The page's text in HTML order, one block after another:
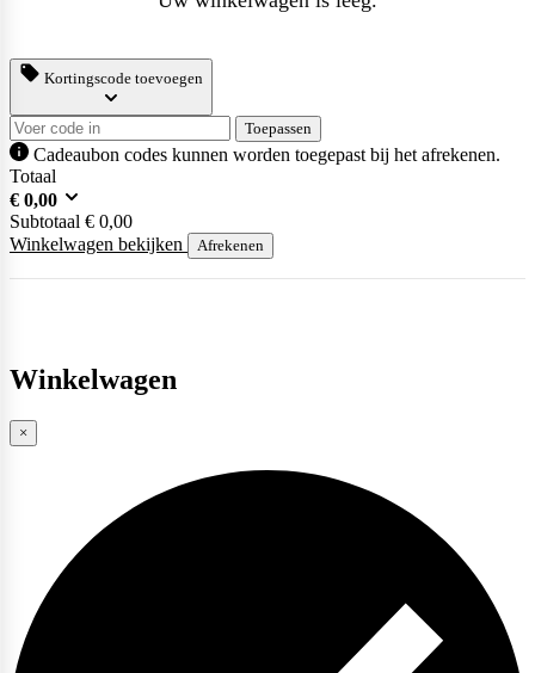
Kortingscode toevoegen
Toepassen
Cadeaubon codes kunnen worden toegepast bij het afrekenen.
Totaal
€ 0,00
Subtotaal € 0,00
Winkelwagen bekijken
Afrekenen
Winkelwagen
×